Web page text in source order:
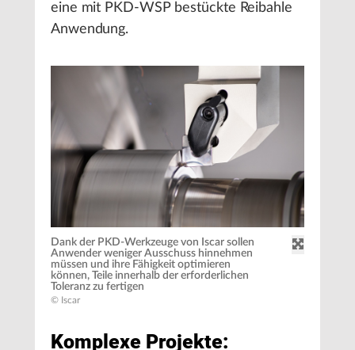
eine mit PKD-WSP bestückte Reibahle
Anwendung.
Dank der PKD-Werkzeuge von Iscar sollen
Anwender weniger Ausschuss hinnehmen
müssen und ihre Fähigkeit optimieren
können, Teile innerhalb der erforderlichen
Toleranz zu fertigen
© Iscar
Komplexe Projekte: